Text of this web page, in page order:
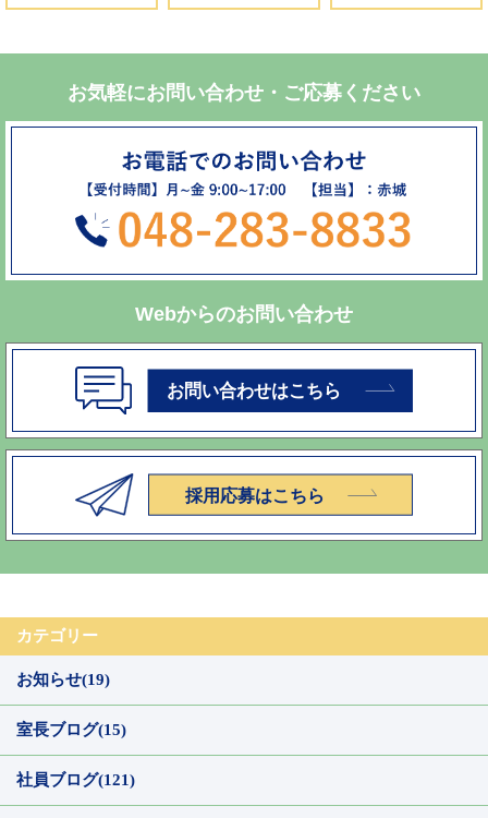
お気軽にお問い合わせ・ご応募ください
Webからのお問い合わせ
カテゴリー
お知らせ(19)
室長ブログ(15)
社員ブログ(121)